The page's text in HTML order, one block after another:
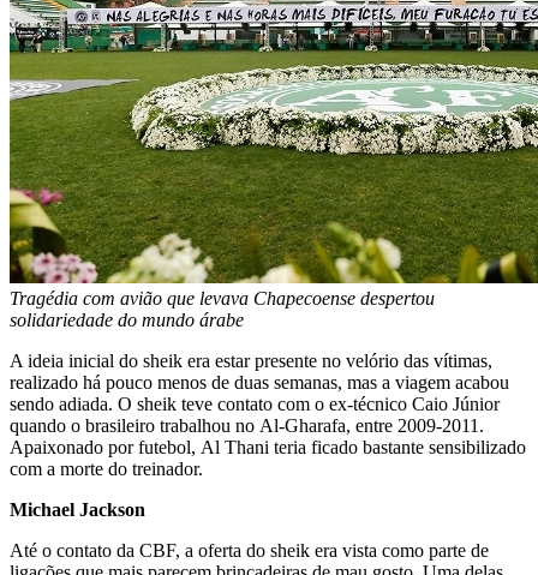
Tragédia com avião que levava Chapecoense despertou
solidariedade do mundo árabe
A ideia inicial do sheik era estar presente no velório das vítimas,
realizado há pouco menos de duas semanas, mas a viagem acabou
sendo adiada. O sheik teve contato com o ex-técnico Caio Júnior
quando o brasileiro trabalhou no Al-Gharafa, entre 2009-2011.
Apaixonado por futebol, Al Thani teria ficado bastante sensibilizado
com a morte do treinador.
Michael Jackson
Até o contato da CBF, a oferta do sheik era vista como parte de